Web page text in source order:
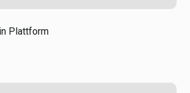
Plattform